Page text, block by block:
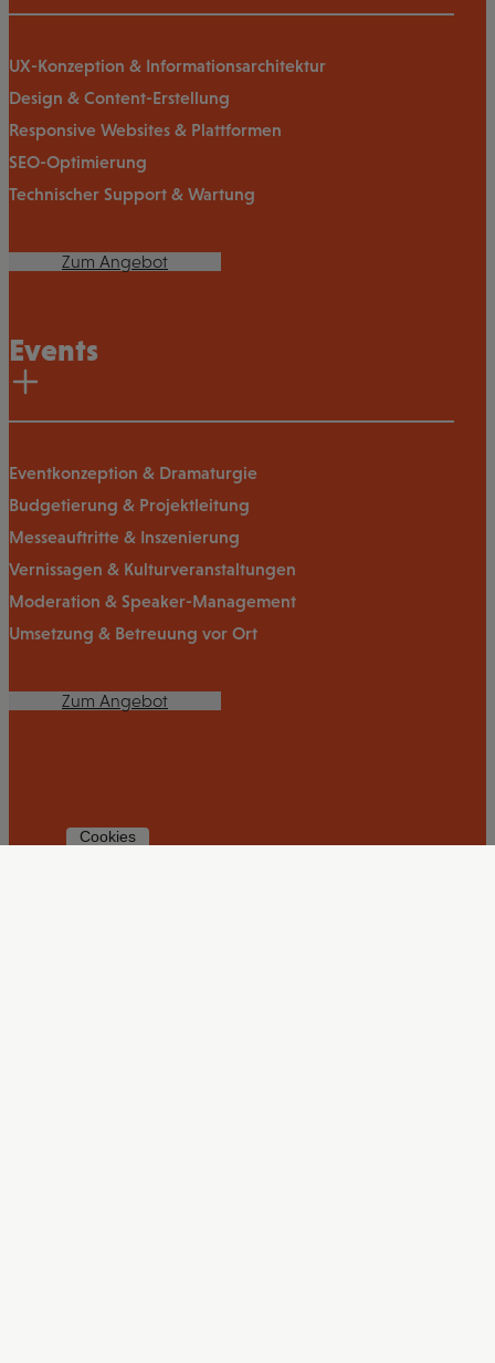
UX-Konzeption & Informationsarchitektur
Design & Content-Erstellung
Responsive Websites & Plattformen
SEO-Optimierung
Technischer Support & Wartung
Zum Angebot
Events
Eventkonzeption & Dramaturgie
Budgetierung & Projektleitung
Messeauftritte & Inszenierung
Vernissagen & Kulturveranstaltungen
Moderation & Speaker-Management
Umsetzung & Betreuung vor Ort
Zum Angebot
Cookies